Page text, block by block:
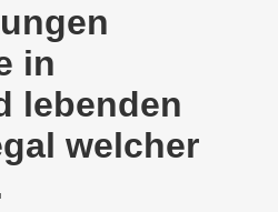
in
lebenden
welcher
Armut und gegen die
1.500 Teilnehmerinnen
am 23.05.2022 - stärken wir
im Zeichen des Kampfes
am 28.03.2022 auf